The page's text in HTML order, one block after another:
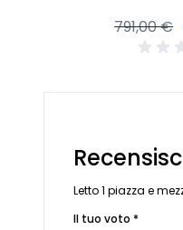
791,00 €
Letto 1 piazza e
Il tuo voto *